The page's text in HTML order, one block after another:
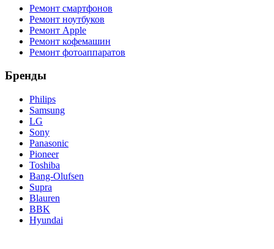
Ремонт смартфонов
Ремонт ноутбуков
Ремонт Apple
Ремонт кофемашин
Ремонт фотоаппаратов
Бренды
Philips
Samsung
LG
Sony
Panasonic
Pioneer
Toshiba
Bang-Olufsen
Supra
Blauren
BBK
Hyundai